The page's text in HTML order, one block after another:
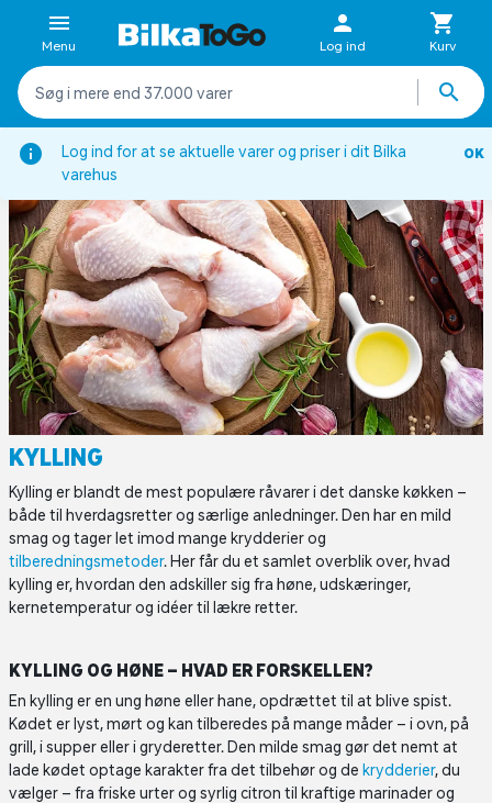
Log ind for at se aktuelle varer og priser i dit Bilka
varehus
OK
Menu Log ind Kurv
Forside Inspiration Viden om Kødleksikon Kylling
KYLLING
Kylling er blandt de mest populære råvarer i det danske køkken –
både til hverdagsretter og særlige anledninger. Den har en mild
smag og tager let imod mange krydderier og
tilberedningsmetoder. Her får du et samlet overblik over, hvad
kylling er, hvordan den adskiller sig fra høne, udskæringer,
kernetemperatur og idéer til lækre retter.
KYLLING OG HØNE – HVAD ER FORSKELLEN?
En kylling er en ung høne eller hane, opdrættet til at blive spist.
Kødet er lyst, mørt og kan tilberedes på mange måder – i ovn, på
grill, i supper eller i gryderetter. Den milde smag gør det nemt at
lade kødet optage karakter fra det tilbehør og de krydderier, du
vælger – fra friske urter og syrlig citron til kraftige marinader og